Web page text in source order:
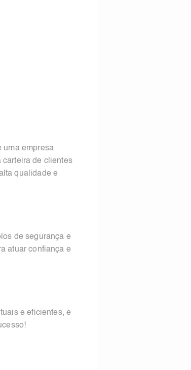
uma empresa
carteira de clientes
qualidade e
de segurança e
atuar confiança e
e eficientes, e